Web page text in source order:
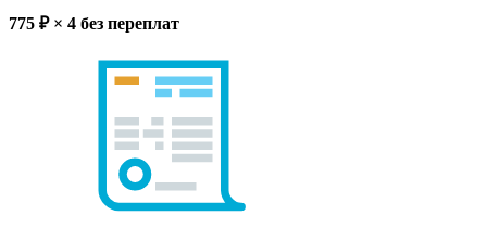
775 ₽ × 4 без переплат